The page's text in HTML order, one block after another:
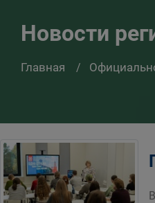
Новости
Главная